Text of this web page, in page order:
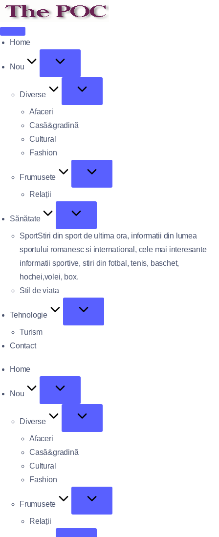
Home
Nou
Diverse
Afaceri
Casă&gradină
Cultural
Fashion
Frumusete
Relații
Sănătate
SportStiri din sport de ultima ora, informatii din lumea
sportului romanesc si international, cele mai interesante
informatii sportive, stiri din fotbal, tenis, baschet,
hochei,volei, box.
Stil de viata
Tehnologie
Turism
Contact
Home
Nou
Diverse
Afaceri
Casă&gradină
Cultural
Fashion
Frumusete
Relații